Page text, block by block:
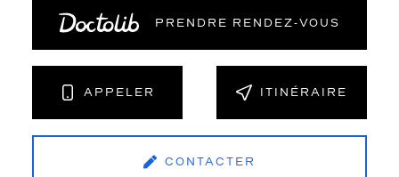
PRENDRE RENDEZ‑VOUS
APPELER ITINÉRAIRE
CONTACTER